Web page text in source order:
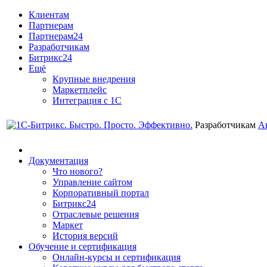
Клиентам
Партнерам
Партнерам24
Разработчикам
Битрикс24
Ещё
Крупные внедрения
Маркетплейс
Интеграция с 1С
Разработчикам
Документация
Что нового?
Управление сайтом
Корпоративный портал
Битрикс24
Отраслевые решения
Маркет
История версий
Обучение и сертификация
Онлайн-курсы и сертификация